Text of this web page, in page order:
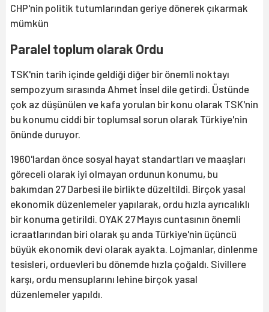
CHP'nin politik tutumlarından geriye dönerek çıkarmak
mümkün
Paralel toplum olarak Ordu
TSK'nin tarih içinde geldiği diğer bir önemli noktayı
sempozyum sırasında Ahmet İnsel dile getirdi. Üstünde
çok az düşünülen ve kafa yorulan bir konu olarak TSK'nin
bu konumu ciddi bir toplumsal sorun olarak Türkiye'nin
önünde duruyor.
1960'lardan önce sosyal hayat standartları ve maaşları
göreceli olarak iyi olmayan ordunun konumu, bu
bakımdan 27 Darbesi ile birlikte düzeltildi. Birçok yasal
ekonomik düzenlemeler yapılarak, ordu hızla ayrıcalıklı
bir konuma getirildi. OYAK 27 Mayıs cuntasının önemli
icraatlarından biri olarak şu anda Türkiye'nin üçüncü
büyük ekonomik devi olarak ayakta. Lojmanlar, dinlenme
tesisleri, orduevleri bu dönemde hızla çoğaldı. Sivillere
karşı, ordu mensuplarını lehine birçok yasal
düzenlemeler yapıldı.